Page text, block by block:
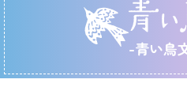
-青い鳥